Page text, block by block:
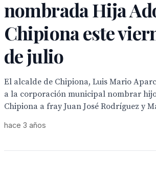
nombrada Hija
Chipiona este
de julio
El alcalde de Chipiona, Luis Mario
a la corporación municipal nombrar
Chipiona a fray Juan José Rodríguez y
hace 3 años